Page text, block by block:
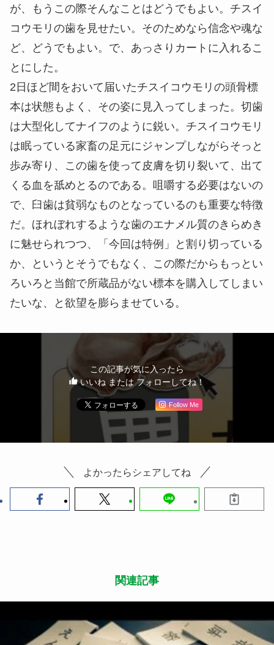
が、もうこの際そんなことはどうでもよい。チスイ
コウモリの歯を見せたい。そのためなら信念や魂な
ど、どうでもよい。で、あっさりカートに入れるこ
とにした。
2日ほど間をおいて届いたチスイコウモリの頭骨標
本は状態もよく、その姿に見入ってしまった。切歯
は大型化してナイフのように鋭い。チスイコウモリ
は眠っている家畜の足元にジャンプしながらそっと
歩み寄り、この歯を使って皮膚を切り裂いて、出て
くる血を舐めとるのである。咀嚼する必要はないの
で、臼歯は貧弱なものとなっているのも重要な特徴
だ。ほれぼれするような歯のエナメル質のきらめき
に魅せられつつ、「今回は特例」と割り切っている
か、というとそうでもなく、この際だからもっとい
ろいろと当館で所蔵品がない標本を購入してしまい
たいな、と欲望を膨らませている。
この記事が気に入ったら
いいね または フォローしてね！
Follow Me
よかったらシェアしてね
関連記事